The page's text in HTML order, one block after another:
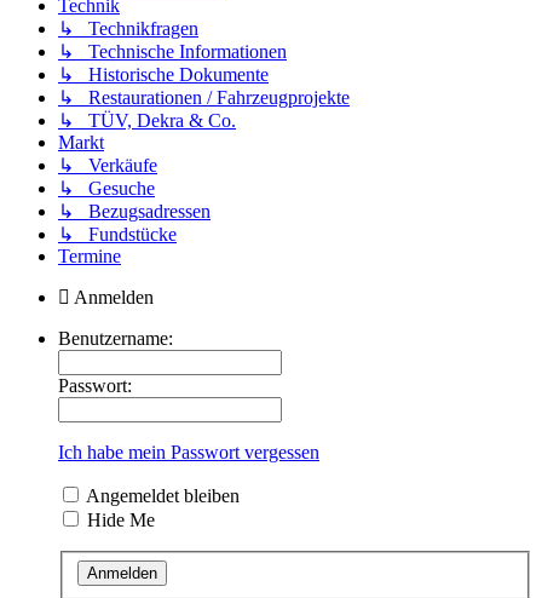
Technik
↳ Technikfragen
↳ Technische Informationen
↳ Historische Dokumente
↳ Restaurationen / Fahrzeugprojekte
↳ TÜV, Dekra & Co.
Markt
↳ Verkäufe
↳ Gesuche
↳ Bezugsadressen
↳ Fundstücke
Termine
Anmelden
Benutzername:
Passwort:
Ich habe mein Passwort vergessen
Angemeldet bleiben
Hide Me